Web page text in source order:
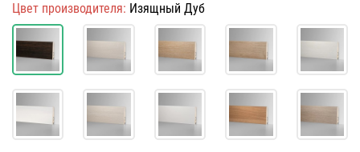
Цвет производителя: Изящный Дуб